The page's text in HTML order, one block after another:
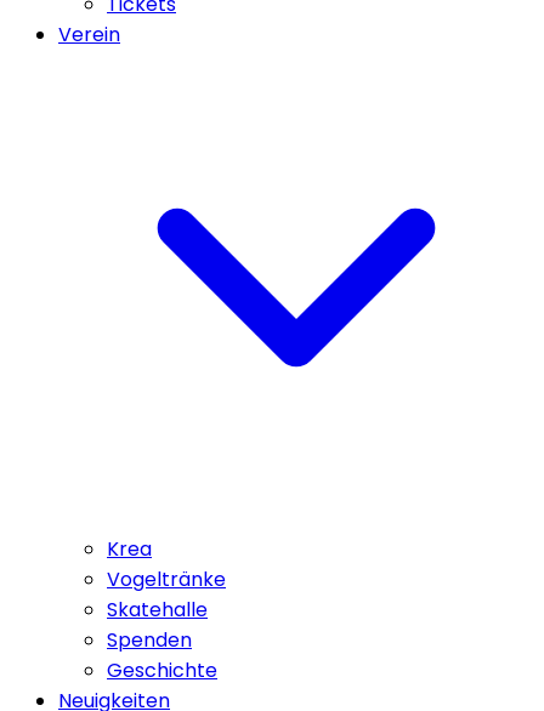
Verein
Krea
Vogeltränke
Skatehalle
Spenden
Geschichte
Neuigkeiten